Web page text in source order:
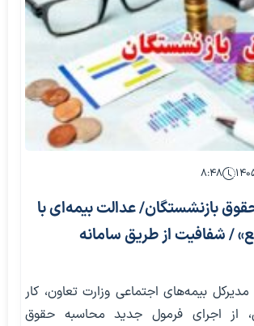
۸:۴۸
بازنشستگان/ عدالت بیمه‌ای با
/ شفافیت از طریق سامانه
بیمه‌های اجتماعی وزارت تعاون، کار
از اجرای فرمول جدید محاسبه حقوق